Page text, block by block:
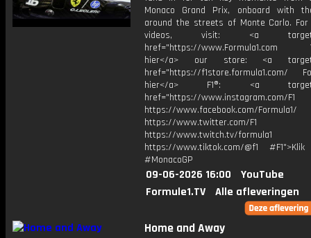
Monaco Grand Prix, onboard with
around the streets of Monte Carlo. For
videos, visit: <a
href="https://www.Formula1.com
hier</a> our store: <a
href="https://f1store.formula1.com/
hier</a> F1®: <a
href="https://www.instagram.com/F1
https://www.facebook.com/Formula1/
https://www.twitter.com/F1
https://www.twitch.tv/formula1
https://www.tiktok.com/@f1
#MonacoGP
09-06-2026 16:00
YouTube
Formule1.TV
Alle afleveringen
Home and Away